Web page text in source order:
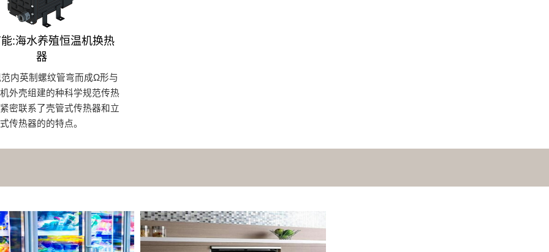
:海水养殖恒温机换热
器
内英制螺纹管弯而成Ω形与
外壳组建的种科学规范传热
密联系了壳管式传热器和立
式传热器的的特点。